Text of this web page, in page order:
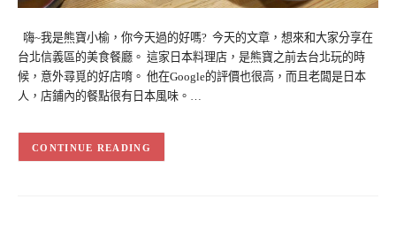
嗨~我是熊寶小榆，你今天過的好嗎? 今天的文章，想來和大家分享在
台北信義區的美食餐廳。 這家日本料理店，是熊寶之前去台北玩的時
候，意外尋覓的好店唷。 他在Google的評價也很高，而且老闆是日本
人，店鋪內的餐點很有日本風味。…
CONTINUE READING